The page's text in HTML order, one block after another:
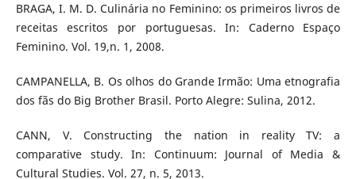
BRAGA, I. M. D. Culinária no Feminino: os primeiros livros de
receitas escritos por portuguesas. In: Caderno Espaço
Feminino. Vol. 19,n. 1, 2008.
CAMPANELLA, B. Os olhos do Grande Irmão: Uma etnografia
dos fãs do Big Brother Brasil. Porto Alegre: Sulina, 2012.
CANN, V. Constructing the nation in reality TV: a
comparative study. In: Continuum: Journal of Media &
Cultural Studies. Vol. 27, n. 5, 2013.